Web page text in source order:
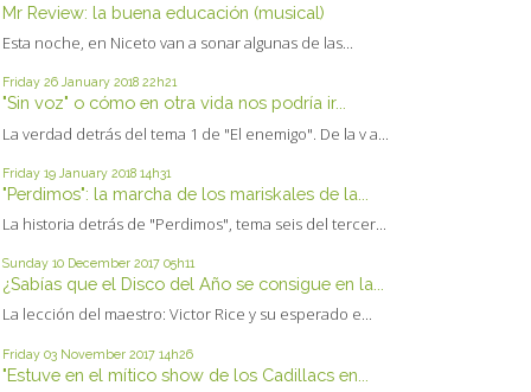
Mr Review: la buena educación (musical)
Esta noche, en Niceto van a sonar algunas de las...
Friday 26 January 2018 22h21
"Sin voz" o cómo en otra vida nos podría ir...
La verdad detrás del tema 1 de "El enemigo". De la v a...
Friday 19 January 2018 14h31
"Perdimos": la marcha de los mariskales de la...
La historia detrás de "Perdimos", tema seis del tercer...
Sunday 10 December 2017 05h11
¿Sabías que el Disco del Año se consigue en la...
La lección del maestro: Victor Rice y su esperado e...
Friday 03 November 2017 14h26
"Estuve en el mítico show de los Cadillacs en...